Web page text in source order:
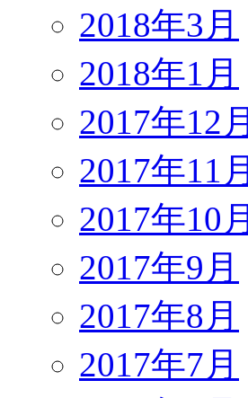
2018年3月
2018年1月
2017年12月
2017年11月
2017年10月
2017年9月
2017年8月
2017年7月